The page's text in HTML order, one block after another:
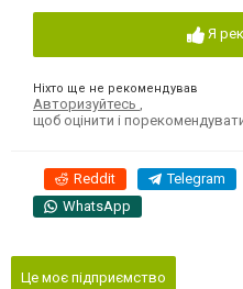
Я
Ніхто ще не рекомендував
Авторизуйтесь
щоб оцінити і
Reddit Telegram
WhatsApp
Це моє підприємство